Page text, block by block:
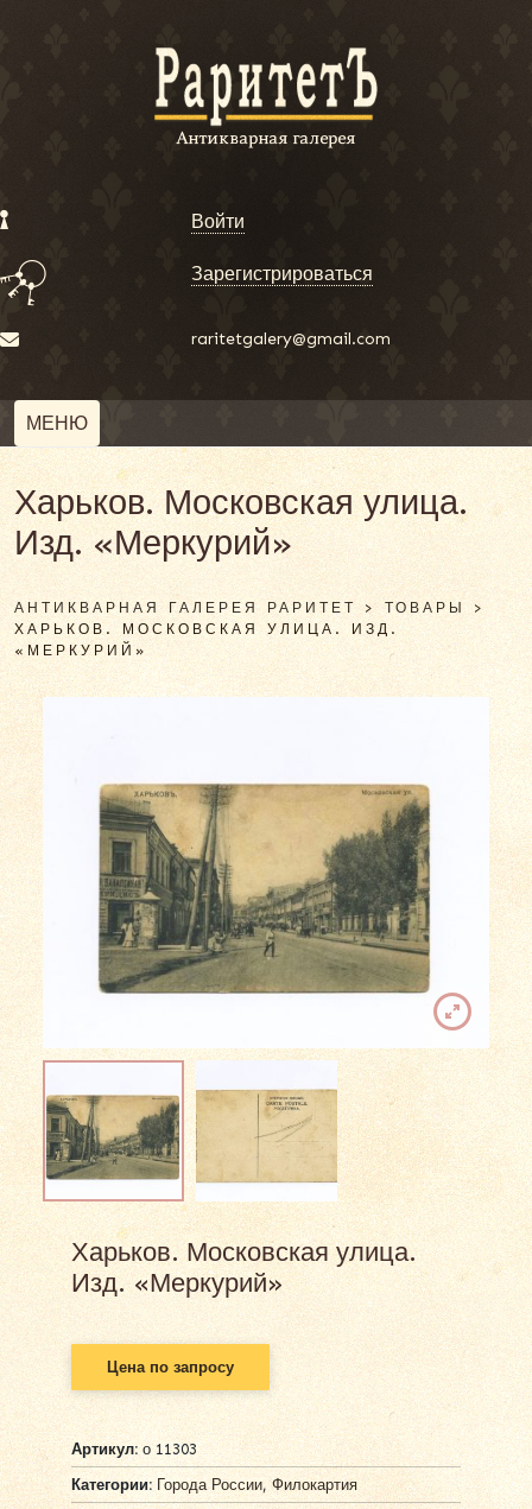
Войти
Зарегистрироваться
raritetgalery@gmail.com
МЕНЮ
Харьков. Московская улица.
Изд. «Меркурий»
АНТИКВАРНАЯ ГАЛЕРЕЯ РАРИТЕТ > ТОВАРЫ >
ХАРЬКОВ. МОСКОВСКАЯ УЛИЦА. ИЗД.
«МЕРКУРИЙ»
Харьков. Московская улица.
Изд. «Меркурий»
Цена по запросу
Артикул:о 11303
Категории: Города России,Филокартия